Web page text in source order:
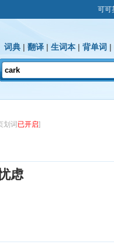
可可
词典 | 翻译 | 生词本 | 背单词 |
划词 已开启]
虑